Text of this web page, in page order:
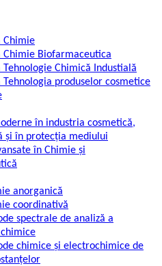
Chimie
Chimie Biofarmaceutica
Chimică Industială
Tehnologia produselor cosmetice
în industria cosmetică,
și în protecția mediului
în Chimie și
anorganică
coordinativă
spectrale de analiză a
chimice și electrochimice de